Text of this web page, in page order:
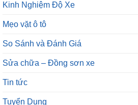
Kinh Nghiệm Độ Xe
Mẹo vặt ô tô
So Sánh và Đánh Giá
Sửa chữa – Đồng sơn xe
Tin tức
Tuyển Dụng